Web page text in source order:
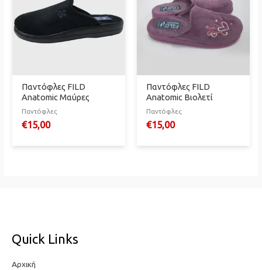
Παντόφλες FILD
Anatomic Μαύρες
Παντόφλες
€15,00
Παντόφλες FILD
Anatomic Βιολετί
Παντόφλες
€15,00
Quick Links
Αρχική